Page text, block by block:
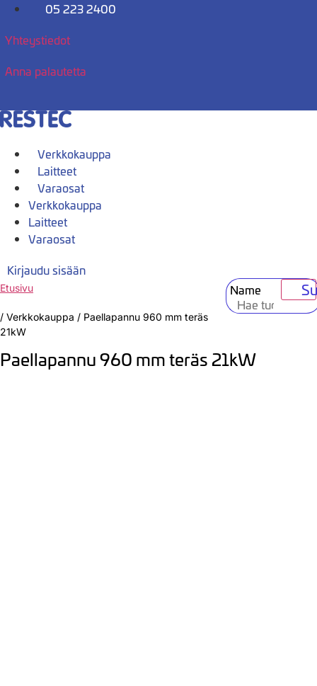
Mene
05 223 2400
Yhteystiedot
Anna palautetta
Verkkokauppa
Laitteet
Varaosat
Verkkokauppa
Laitteet
Varaosat
Kirjaudu sisään
Name
Etusivu
/ Verkkokauppa / Paellapannu 960 mm teräs
21kW
Paellapannu 960 mm teräs 21kW